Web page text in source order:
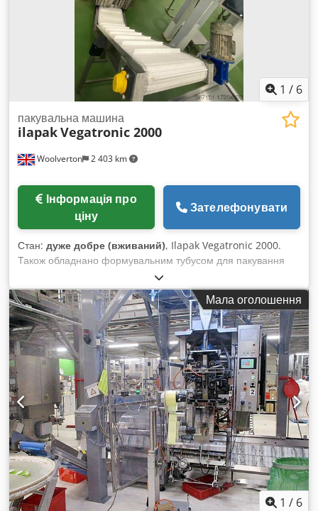
1 / 6
Woolverton 2 403 km
пакувальна машина
ilapakVegatronic 2000
ціну
Зателефонувати
Стан: дуже добре (вживаний), Ilapak Vegatronic 2000.
Також обладнано формувальним тубусом для пакування
снеків із чотирма зварними швами. Раніше
використовувався для пакування мішків вагою від 700
грамів до 5 кілограмів. Dcodeuqbk Aopfx Al IskМала оголошення
1 / 6